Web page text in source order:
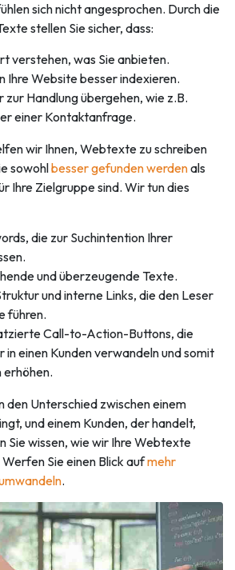
sich nicht angesprochen. Durch die
stellen Sie sicher, dass:
verstehen, was Sie anbieten.
Ihre Website besser indexieren.
zur Handlung übergehen, wie z.B.
einer Kontaktanfrage.
wir Ihnen, Webtexte zu schreiben
sowohlbesser gefunden werdenals
Ihre Zielgruppe sind. Wir tun dies
die zur Suchintention Ihrer
und überzeugende Texte.
und interne Links, die den Leser
führen.
Call-to-Action-Buttons, die
in einen Kunden verwandeln und somit
erhöhen.
den Unterschied zwischen einem
und einem Kunden, der handelt,
Sie wissen, wie wir Ihre Webtexte
Sie einen Blick aufmehr
.